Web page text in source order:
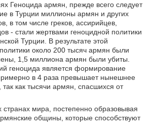
Геноцида армян, прежде всего следует
в Турции миллионы армян и других
в том числе греков, ассирийцев,
- стали жертвами геноцидной политики
Турции. В результате этой
около 200 тысяч армян были
1,5 миллиона армян были убиты.
геноцида является формирование
в 4 раза превышает нынешнее
как тысячи армян, спасшихся от
странах мира, постепенно образовывая
общины, которые способствуют